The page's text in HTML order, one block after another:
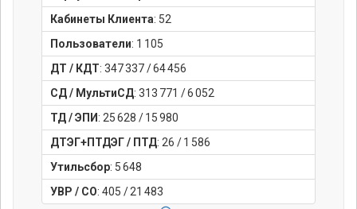
Кабинеты Клиента: 52
Пользователи: 1 105
ДТ / КДТ: 347 337/64 456
СД / МультиСД: 313 771 /6 052
ТД / ЭПИ : 25 628 / 15 980
ДТЭГ+ПТДЭГ / ПТД: 26 / 1 586
Утильсбор: 5 648
УВР / СО: 405 / 21 483